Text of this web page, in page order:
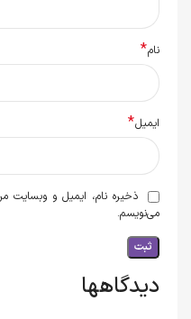
دیدگاهها
نام*
ایمیل*
ذخیره نام، ایمیل و وبسایت
می‌نویسم.